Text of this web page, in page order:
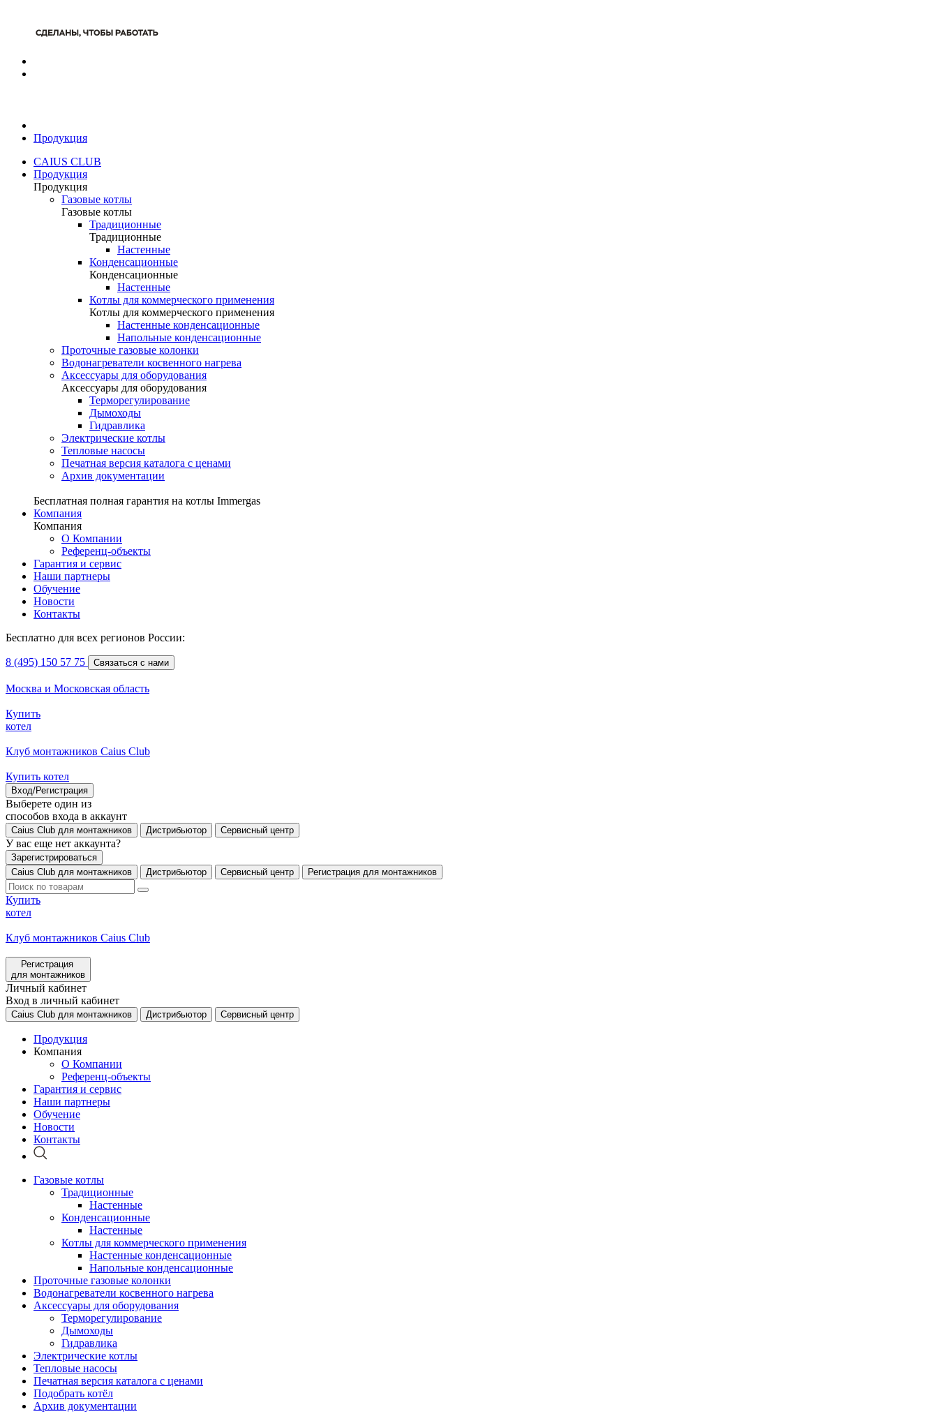
Продукция
CAIUS CLUB
Продукция
Продукция
Газовые котлы
Газовые котлы
Традиционные
Традиционные
Настенные
Конденсационные
Конденсационные
Настенные
Котлы для коммерческого применения
Котлы для коммерческого применения
Настенные конденсационные
Напольные конденсационные
Проточные газовые колонки
Водонагреватели косвенного нагрева
Аксессуары для оборудования
Аксессуары для оборудования
Терморегулирование
Дымоходы
Гидравлика
Электрические котлы
Тепловые насосы
Печатная версия каталога с ценами
Архив документации
Бесплатная полная гарантия на котлы Immergas
Компания
Компания
О Компании
Референц-объекты
Гарантия и сервис
Наши партнеры
Обучение
Новости
Контакты
Бесплатно для всех регионов России:
8 (495) 150 57 75 Связаться с нами
Москва и Московская область
Купить
котел
Клуб монтажников Caius Club
Купить котел
Вход/Регистрация
Выберете один из
способов входа в аккаунт
Caius Club для монтажников Дистрибьютор Сервисный центр
У вас еще нет аккаунта?
Зарегистрироваться
Caius Club для монтажников
Дистрибьютор Сервисный центр Регистрация для монтажников
Купить
котел
Клуб монтажников Caius Club
Регистрация
для монтажников
Личный кабинет
Вход в личный кабинет
Caius Club для монтажников Дистрибьютор Сервисный центр
Продукция
Компания
О Компании
Референц-объекты
Гарантия и сервис
Наши партнеры
Обучение
Новости
Контакты
Газовые котлы
Традиционные
Настенные
Конденсационные
Настенные
Котлы для коммерческого применения
Настенные конденсационные
Напольные конденсационные
Проточные газовые колонки
Водонагреватели косвенного нагрева
Аксессуары для оборудования
Терморегулирование
Дымоходы
Гидравлика
Электрические котлы
Тепловые насосы
Печатная версия каталога с ценами
Подобрать котёл
Архив документации